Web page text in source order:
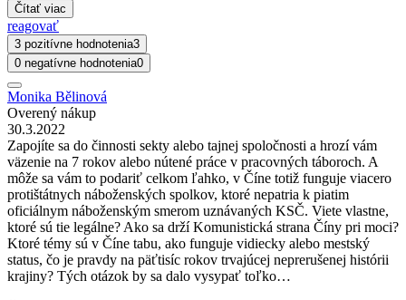
Čítať viac
reagovať
3 pozitívne hodnotenia3
0 negatívne hodnotenia0
Monika Bělinová
Overený nákup
30.3.2022
Zapojíte sa do činnosti sekty alebo tajnej spoločnosti a hrozí vám
väzenie na 7 rokov alebo nútené práce v pracovných táboroch. A
môže sa vám to podariť celkom ľahko, v Číne totiž funguje viacero
protištátnych náboženských spolkov, ktoré nepatria k piatim
oficiálnym náboženským smerom uznávaných KSČ. Viete vlastne,
ktoré sú tie legálne? Ako sa drží Komunistická strana Číny pri moci?
Ktoré témy sú v Číne tabu, ako funguje vidiecky alebo mestský
status, čo je pravdy na päťtisíc rokov trvajúcej neprerušenej histórii
krajiny? Tých otázok by sa dalo vysypať toľko…